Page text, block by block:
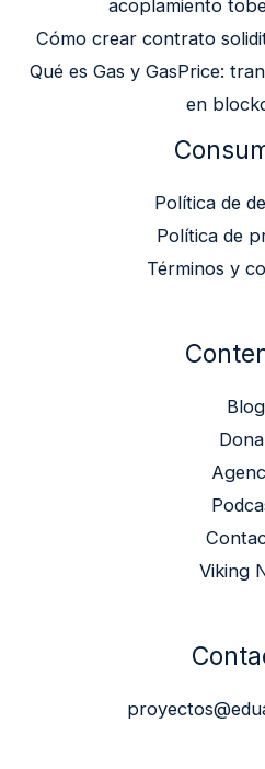
acoplamiento
Cómo crear contrato
Qué es Gas y GasPrice:
en
Política de
Política de
Términos y
Blog
Viking